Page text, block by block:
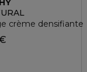
crème densifiante